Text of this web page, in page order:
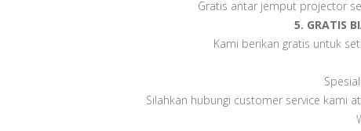
Gratis antar jemput projector
5. GRATIS
Kami berikan gratis untuk
Silahkan hubungi customer service kami